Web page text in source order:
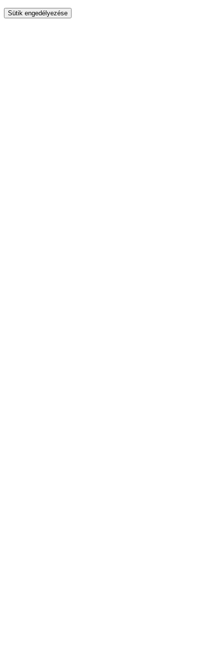
Sütik engedélyezése